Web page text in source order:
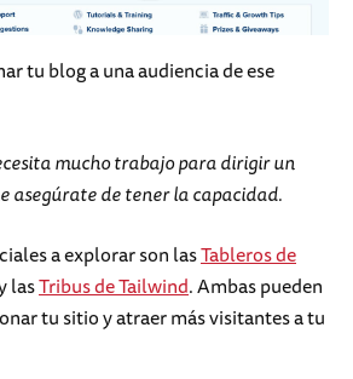
tu blog a una audiencia de ese
mucho trabajo para dirigir un
asegúrate de tener la capacidad.
a explorar son lasTableros de
lasTribus de Tailwind. Ambas pueden
tu sitio y atraer más visitantes a tu